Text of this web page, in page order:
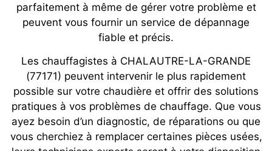
parfaitement à même de gérer votre problème et
peuvent vous fournir un service de dépannage
fiable et précis.
Les chauffagistes à CHALAUTRE-LA-GRANDE
(77171) peuvent intervenir le plus rapidement
possible sur votre chaudière et offrir des solutions
pratiques à vos problèmes de chauffage. Que vous
ayez besoin d’un diagnostic, de réparations ou que
vous cherchiez à remplacer certaines pièces usées,